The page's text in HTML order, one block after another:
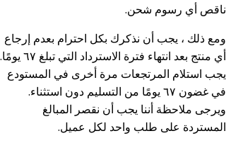
ناقص أي رسوم شحن.
ومع ذلك ، يجب أن نذكرك بكل احترام بعدم إرجاع
أي منتج بعد انتهاء فترة الاسترداد التي تبلغ ٦٧ يومًا.
يجب استلام المرتجعات مرة أخرى في المستودع
في غضون ٦٧ يومًا من التسليم دون استثناء.
ويرجى ملاحظة أننا يجب أن نقصر المبالغ
المستردة على طلب واحد لكل عميل.